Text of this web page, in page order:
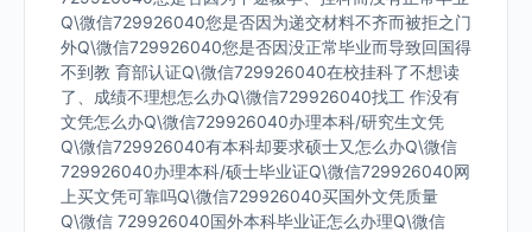
Q\微信729926040您是否因为递交材料不齐而被拒之门
外Q\微信729926040您是否因没正常毕业而导致回国得
不到教 育部认证Q\微信729926040在校挂科了不想读
了、成绩不理想怎么办Q\微信729926040找工 作没有
文凭怎么办Q\微信729926040办理本科/研究生文凭
Q\微信729926040有本科却要求硕士又怎么办Q\微信
729926040办理本科/硕士毕业证Q\微信729926040网
上买文凭可靠吗Q\微信729926040买国外文凭质量
Q\微信 729926040国外本科毕业证怎么办理Q\微信